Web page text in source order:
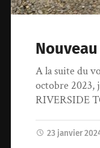
A la suite du
octobre 2023,
RIVERSIDE
23 janvier